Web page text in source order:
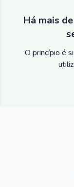
Há mais
O princípio é